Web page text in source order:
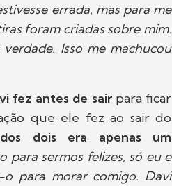
errada, mas para me
foram criadas sobre mim.
Isso me machucou
fez antes de sair para ficar
que ele fez ao sair do
dois era apenas um
para sermos felizes, só eu e
o para morar comigo. Davi